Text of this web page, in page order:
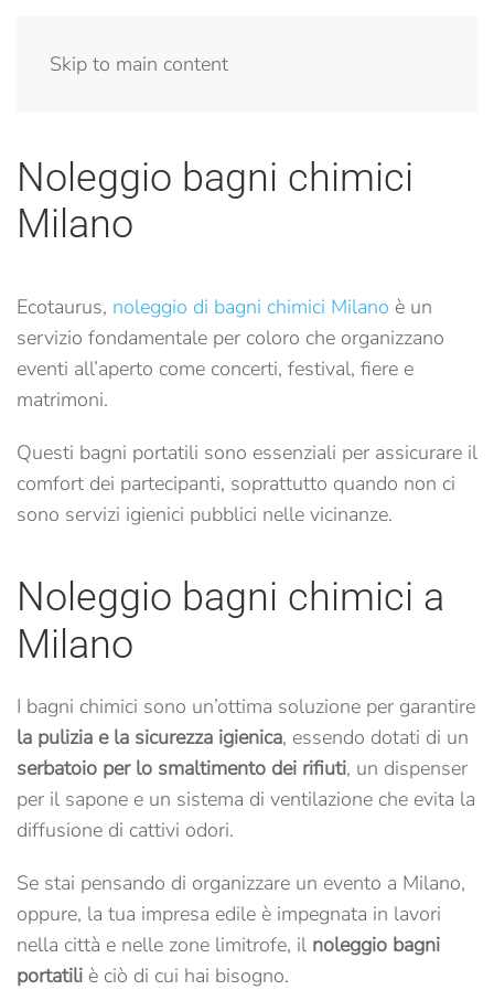
Skip to main content
Noleggio bagni chimici
Milano
Ecotaurus, noleggio di bagni chimici Milano è un
servizio fondamentale per coloro che organizzano
eventi all’aperto come concerti, festival, fiere e
matrimoni.
Questi bagni portatili sono essenziali per assicurare il
comfort dei partecipanti, soprattutto quando non ci
sono servizi igienici pubblici nelle vicinanze.
Noleggio bagni chimici a
Milano
I bagni chimici sono un’ottima soluzione per garantire
la pulizia e la sicurezza igienica, essendo dotati di un
serbatoio per lo smaltimento dei rifiuti, un dispenser
per il sapone e un sistema di ventilazione che evita la
diffusione di cattivi odori.
Se stai pensando di organizzare un evento a Milano,
oppure, la tua impresa edile è impegnata in lavori
nella città e nelle zone limitrofe, il noleggio bagni
portatili è ciò di cui hai bisogno.